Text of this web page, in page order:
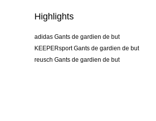
Highlights
adidas Gants de gardien de but
KEEPERsport Gants de gardien de but
reusch Gants de gardien de but